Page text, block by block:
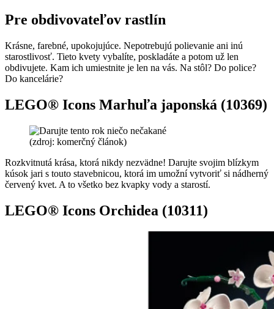
Pre obdivovateľov rastlín
Krásne, farebné, upokojujúce. Nepotrebujú polievanie ani inú
starostlivosť. Tieto kvety vybalíte, poskladáte a potom už len
obdivujete. Kam ich umiestnite je len na vás. Na stôl? Do police?
Do kancelárie?
LEGO® Icons Marhuľa japonská (10369)
(zdroj: komerčný článok)
Rozkvitnutá krása, ktorá nikdy nezvädne! Darujte svojim blízkym
kúsok jari s touto stavebnicou, ktorá im umožní vytvoriť si nádherný
červený kvet. A to všetko bez kvapky vody a starostí.
LEGO® Icons Orchidea (10311)